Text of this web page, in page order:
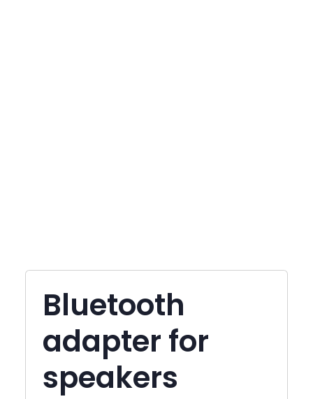
Bluetooth
adapter for
speakers